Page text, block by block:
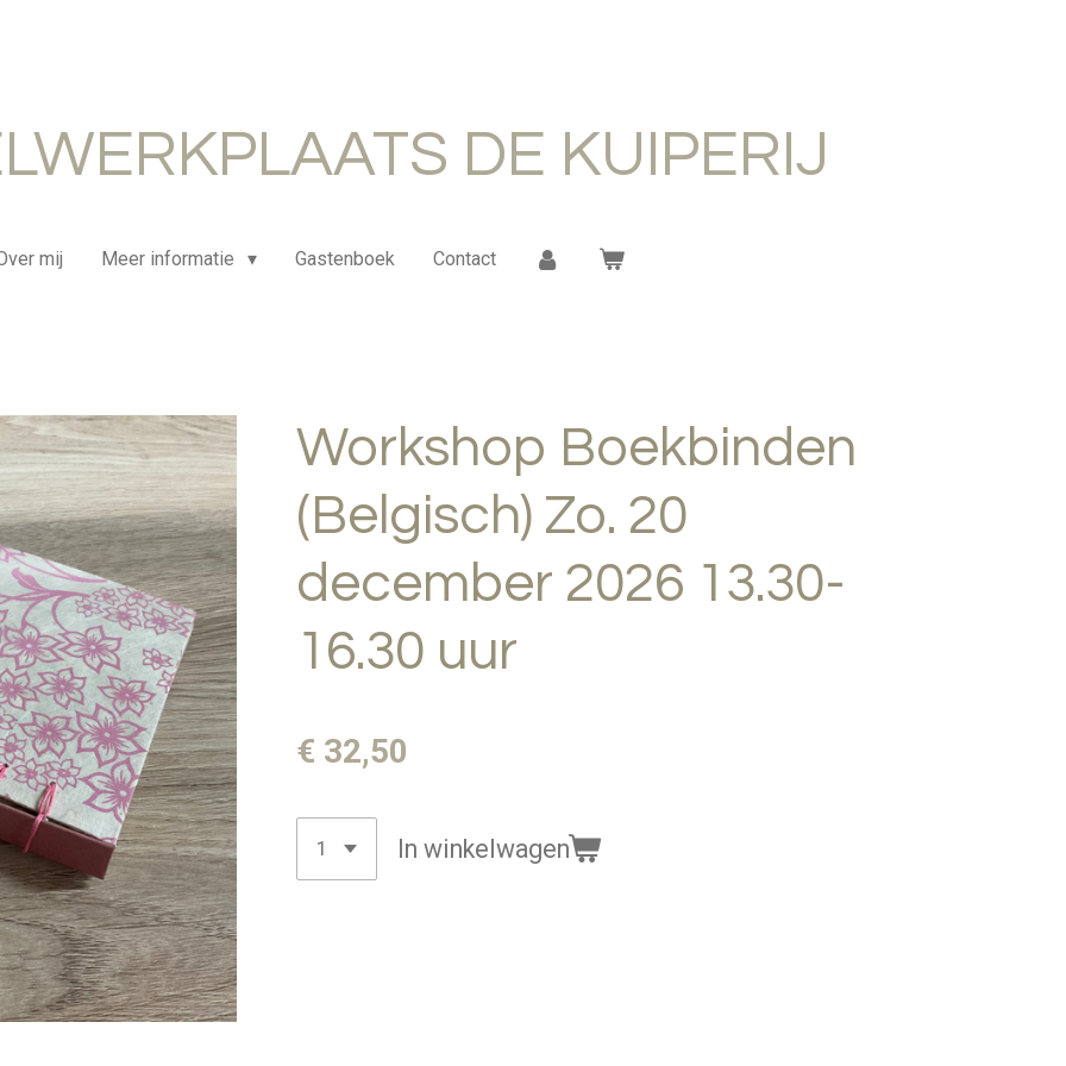
DE KUIPERIJ
mij Meer informatie Gastenboek Contact
Workshop Boekbinden
(Belgisch) Zo. 20
december 2026 13.30-
16.30 uur
€ 32,50
In winkelwagen